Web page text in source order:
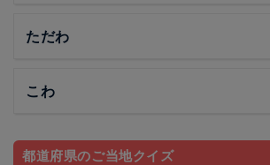
ただわ
こわ
都道府県のご当地クイズ